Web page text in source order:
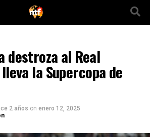
destroza al Real
la Supercopa de
2 años on enero 12, 2025